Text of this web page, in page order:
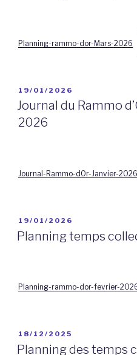
Planning-rammo-dor-Mars-2026
PUBLIÉ
LE
19/01/2026
Journal du Rammo
2026
Journal-Rammo-dOr-Janvier-2026
PUBLIÉ
LE
19/01/2026
Planning temps
Planning-rammo-dor-fevrier-
PUBLIÉ
LE
18/12/2025
Planning des temps